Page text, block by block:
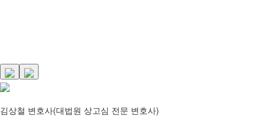
김상철 변호사(대법원 상고심 전문 변호사)